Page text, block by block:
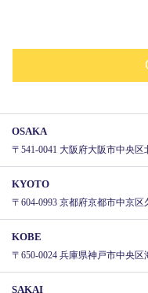
OSAKA
〒541-0041 大阪府大阪市中央区
KYOTO
〒604-0993 京都府京都市中京区
KOBE
〒650-0024 兵庫県神戸市中央区
SAKAI